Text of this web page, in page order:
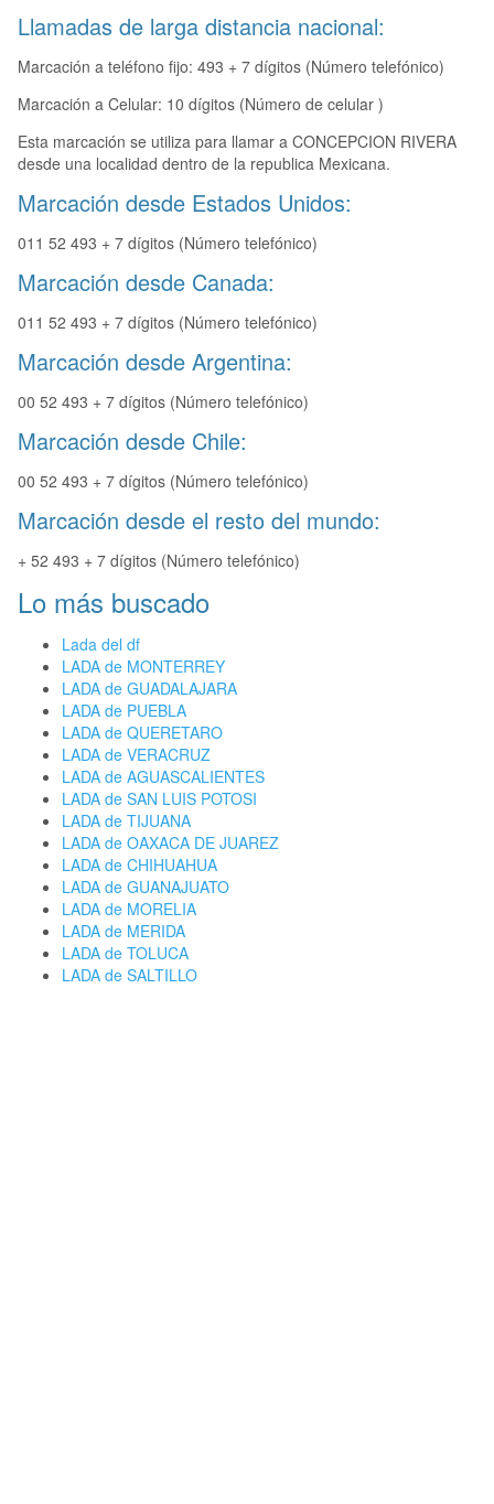
Llamadas de larga distancia nacional:
Marcación a teléfono fijo: 493 + 7 dígitos (Número telefónico)
Marcación a Celular: 10 dígitos (Número de celular )
Esta marcación se utiliza para llamar a CONCEPCION RIVERA
desde una localidad dentro de la republica Mexicana.
Marcación desde Estados Unidos:
011 52 493 + 7 dígitos (Número telefónico)
Marcación desde Canada:
011 52 493 + 7 dígitos (Número telefónico)
Marcación desde Argentina:
00 52 493 + 7 dígitos (Número telefónico)
Marcación desde Chile:
00 52 493 + 7 dígitos (Número telefónico)
Marcación desde el resto del mundo:
+ 52 493 + 7 dígitos (Número telefónico)
Lo más buscado
Lada del df
LADA de MONTERREY
LADA de GUADALAJARA
LADA de PUEBLA
LADA de QUERETARO
LADA de VERACRUZ
LADA de AGUASCALIENTES
LADA de SAN LUIS POTOSI
LADA de TIJUANA
LADA de OAXACA DE JUAREZ
LADA de CHIHUAHUA
LADA de GUANAJUATO
LADA de MORELIA
LADA de MERIDA
LADA de TOLUCA
LADA de SALTILLO